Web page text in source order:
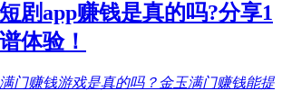
剧app赚钱是真的吗?分享1
体验！